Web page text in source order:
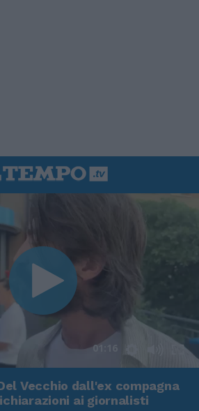
01:16
Vecchio dall'ex compagna
ai giornalisti